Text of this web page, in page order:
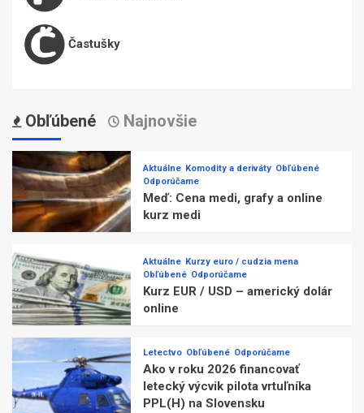
Častušky
Obľúbené Najnovšie
Aktuálne Komodity a deriváty Obľúbené
Odporúčame
Meď: Cena medi, grafy a online
kurz medi
Aktuálne Kurzy euro / cudzia mena
Obľúbené Odporúčame
Kurz EUR / USD – americký dolár
online
Letectvo Obľúbené Odporúčame
Ako v roku 2026 financovať
letecký výcvik pilota vrtuľníka
PPL(H) na Slovensku